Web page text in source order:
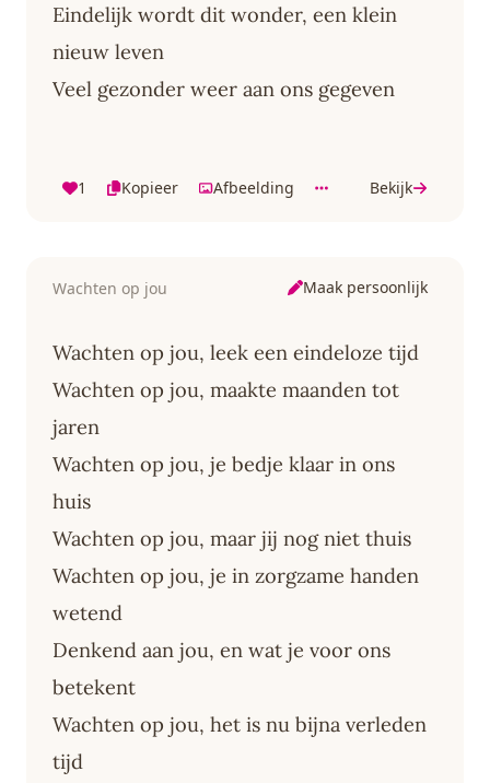
Eindelijk wordt dit wonder, een klein
nieuw leven
Veel gezonder weer aan ons gegeven
1 Kopieer Afbeelding Bekijk
Wachten op jou Maak persoonlijk
Wachten op jou, leek een eindeloze tijd
Wachten op jou, maakte maanden tot
jaren
Wachten op jou, je bedje klaar in ons
huis
Wachten op jou, maar jij nog niet thuis
Wachten op jou, je in zorgzame handen
wetend
Denkend aan jou, en wat je voor ons
betekent
Wachten op jou, het is nu bijna verleden
tijd